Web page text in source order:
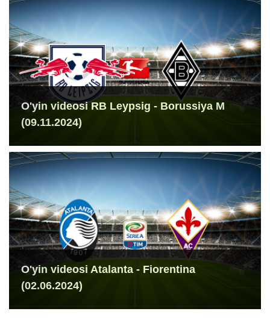
O'yin videosi RB Leypsig - Borussiya M
(09.11.2024)
O'yin videosi Atalanta - Fiorentina
(02.06.2024)